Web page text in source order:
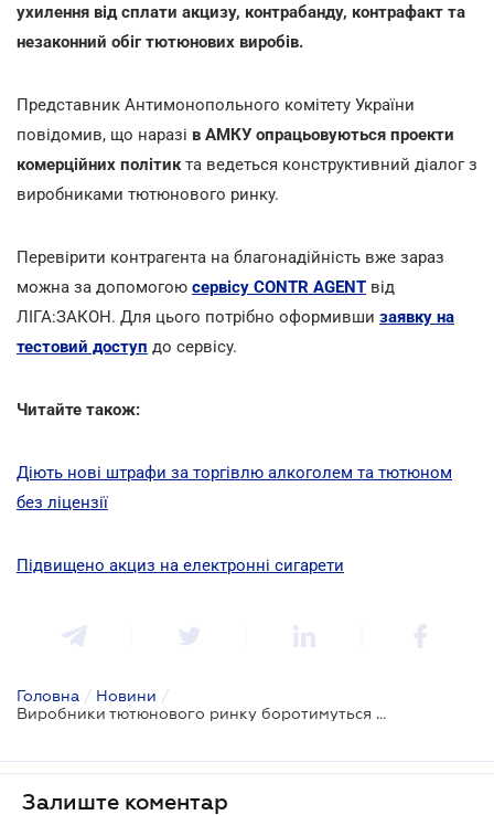
ухилення від сплати акцизу, контрабанду, контрафакт та
незаконний обіг тютюнових виробів.
Представник Антимонопольного комітету України
повідомив, що наразі в АМКУ опрацьовуються проекти
комерційних політикта ведеться конструктивний діалог з
виробниками тютюнового ринку.
Перевірити контрагента на благонадійність вже зараз
можна за допомогою сервісу CONTR AGENT від
ЛІГА:ЗАКОН. Для цього потрібно оформивши заявку на
тестовий доступ до сервісу.
Читайте також:
Діють нові штрафи за торгівлю алкоголем та тютюном
без ліцензії
Підвищено акциз на електронні сигарети
Головна / Новини /
Виробники тютюнового ринку боротимуться з недобросовісними контрагентами
Залиште коментар